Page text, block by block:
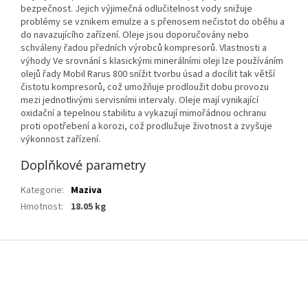
bezpečnost. Jejich výjimečná odlučitelnost vody snižuje
problémy se vznikem emulze a s přenosem nečistot do oběhu a
do navazujícího zařízení. Oleje jsou doporučovány nebo
schváleny řadou předních výrobců kompresorů. Vlastnosti a
výhody Ve srovnání s klasickými minerálními oleji lze používáním
olejů řady Mobil Rarus 800 snížit tvorbu úsad a docílit tak větší
čistotu kompresorů, což umožňuje prodloužit dobu provozu
mezi jednotlivými servisními intervaly. Oleje mají vynikající
oxidační a tepelnou stabilitu a vykazují mimořádnou ochranu
proti opotřebení a korozi, což prodlužuje životnost a zvyšuje
výkonnost zařízení.
Doplňkové parametry
Kategorie: Maziva
Hmotnost: 18.05 kg
Z